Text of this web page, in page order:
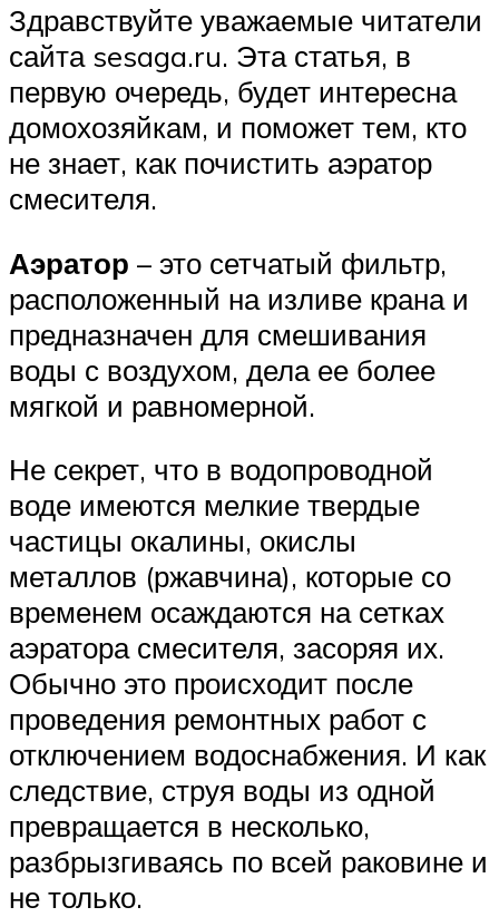
Здравствуйте уважаемые читатели
сайта sesaga.ru. Эта статья, в
первую очередь, будет интересна
домохозяйкам, и поможет тем, кто
не знает, как почистить аэратор
смесителя.
Аэратор – это сетчатый фильтр,
расположенный на изливе крана и
предназначен для смешивания
воды с воздухом, дела ее более
мягкой и равномерной.
Не секрет, что в водопроводной
воде имеются мелкие твердые
частицы окалины, окислы
металлов (ржавчина), которые со
временем осаждаются на сетках
аэратора смесителя, засоряя их.
Обычно это происходит после
проведения ремонтных работ с
отключением водоснабжения. И как
следствие, струя воды из одной
превращается в несколько,
разбрызгиваясь по всей раковине и
не только.